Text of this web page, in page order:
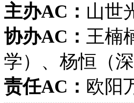
主办AC： 山世
协办AC： 王楠
学）、杨恒（
责任AC： 欧阳